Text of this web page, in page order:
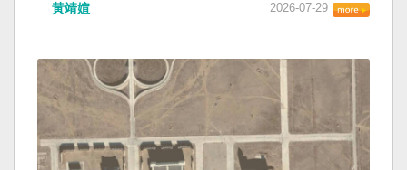
黃靖媗 2026-07-29